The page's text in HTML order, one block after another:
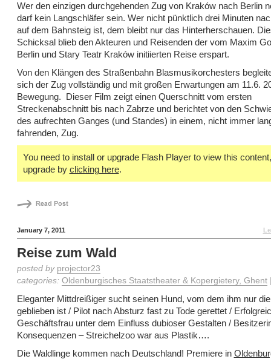
Wer den einzigen durchgehenden Zug von Kraków nach Berlin
darf kein Langschläfer sein. Wer nicht pünktlich drei Minuten
auf dem Bahnsteig ist, dem bleibt nur das Hinterherschauen.
Schicksal blieb den Akteuren und Reisenden der vom Maxim
Berlin und Stary Teatr Kraków initiierten Reise erspart.
Von den Klängen des Straßenbahn Blasmusikorchesters
sich der Zug vollständig und mit großen Erwartungen am 11.6.
Bewegung. Dieser Film zeigt einen Querschnitt vom ersten
Streckenabschnitt bis nach Zabrze und berichtet von den
des aufrechten Ganges (und Standes) in einem, nicht immer
fahrenden, Zug.
You need to install or upgrade Flash Player to view this
upgrade by clicking here.
January 7, 2011
Reise zum Wald
posted by projector23
categories: Oldenburgisches Staatstheater & Kopergietery, Ghent
Eleganter Mittdreißiger sucht seinen Hund, vom dem ihm nur
geblieben ist / Pilot nach Absturz fast zu Tode gerettet /
Geschäftsfrau unter dem Einfluss dubioser Gestalten /
Konsequenzen – Streichelzoo war aus Plastik….
Die Waldlinge kommen nach Deutschland! Premiere in